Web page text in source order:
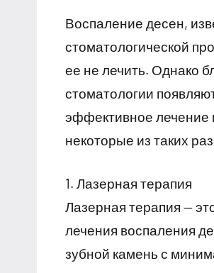
Воспаление десен,
стоматологической
ее не лечить. Однако
стоматологии
эффективное лечение
некоторые из таких
1. Лазерная терапия
Лазерная терапия —
лечения воспаления
зубной камень с